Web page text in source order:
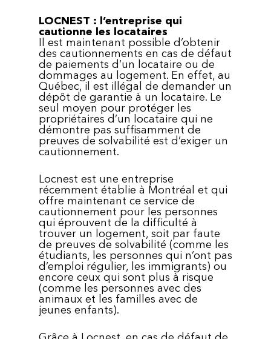
LOCNEST : l’entreprise qui
cautionne les locataires
Il est maintenant possible d’obtenir
des cautionnements en cas de défaut
de paiements d’un locataire ou de
dommages au logement. En effet, au
Québec, il est illégal de demander un
dépôt de garantie à un locataire. Le
seul moyen pour protéger les
propriétaires d’un locataire qui ne
démontre pas suffisamment de
preuves de solvabilité est d’exiger un
cautionnement.
Locnest est une entreprise
récemment établie à Montréal et qui
offre maintenant ce service de
cautionnement pour les personnes
qui éprouvent de la difficulté à
trouver un logement, soit par faute
de preuves de solvabilité (comme les
étudiants, les personnes qui n’ont pas
d’emploi régulier, les immigrants) ou
encore ceux qui sont plus à risque
(comme les personnes avec des
animaux et les familles avec de
jeunes enfants).